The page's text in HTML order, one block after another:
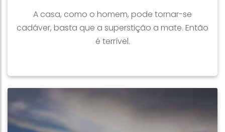
A casa, como o homem, pode tornar-se
cadáver, basta que a superstição a mate. Então
é terrível.